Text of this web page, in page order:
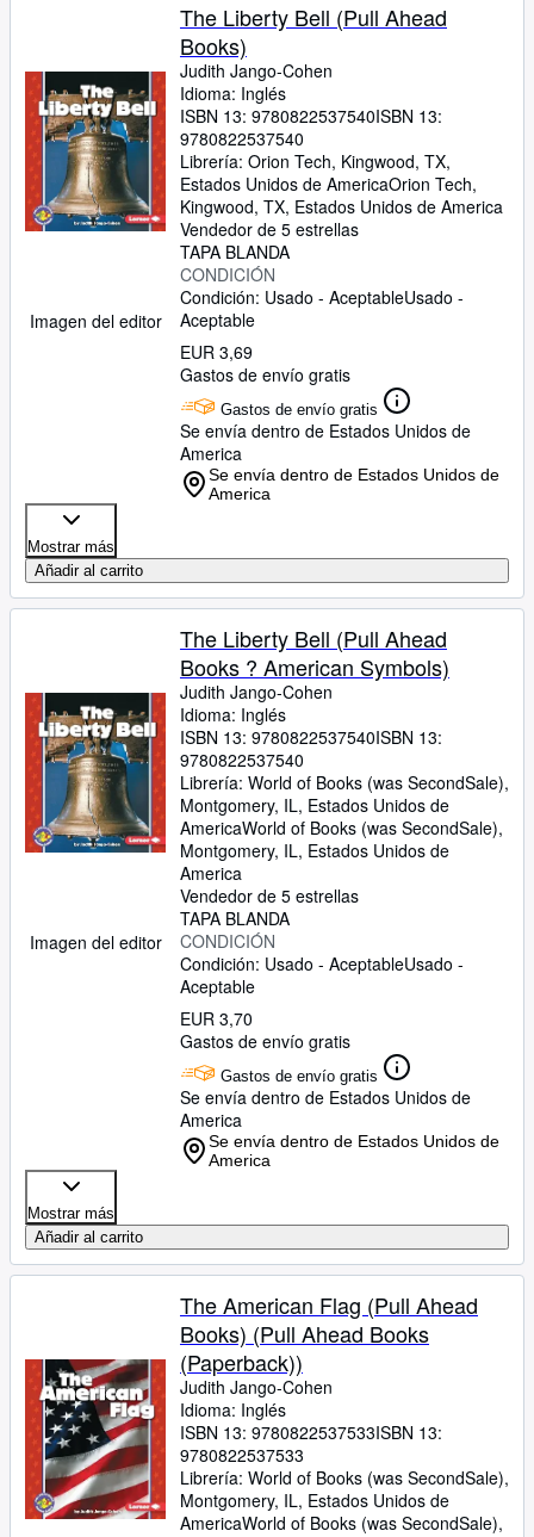
Imagen del editor
The Liberty Bell (Pull Ahead
Books)
Judith Jango-Cohen
Idioma: Inglés
ISBN 13: 9780822537540ISBN 13:
9780822537540
Librería: Orion Tech, Kingwood, TX,
Estados Unidos de AmericaOrion Tech,
Kingwood, TX, Estados Unidos de America
Vendedor de 5 estrellas
TAPA BLANDA
CONDICIÓN
Condición: Usado - AceptableUsado -
Aceptable
EUR 3,69
Gastos de envío gratis
Gastos de envío gratis
Se envía dentro de Estados Unidos de
America
Se envía dentro de Estados Unidos de
America
Mostrar más
Añadir al carrito
Imagen del editor
The Liberty Bell (Pull Ahead
Books ? American Symbols)
Judith Jango-Cohen
Idioma: Inglés
ISBN 13: 9780822537540ISBN 13:
9780822537540
Librería: World of Books (was SecondSale),
Montgomery, IL, Estados Unidos de
AmericaWorld of Books (was SecondSale),
Montgomery, IL, Estados Unidos de
America
Vendedor de 5 estrellas
TAPA BLANDA
CONDICIÓN
Condición: Usado - AceptableUsado -
Aceptable
EUR 3,70
Gastos de envío gratis
Gastos de envío gratis
Se envía dentro de Estados Unidos de
America
Se envía dentro de Estados Unidos de
America
Mostrar más
Añadir al carrito
The American Flag (Pull Ahead
Books) (Pull Ahead Books
(Paperback))
Judith Jango-Cohen
Idioma: Inglés
ISBN 13: 9780822537533ISBN 13:
9780822537533
Librería: World of Books (was SecondSale),
Montgomery, IL, Estados Unidos de
AmericaWorld of Books (was SecondSale),